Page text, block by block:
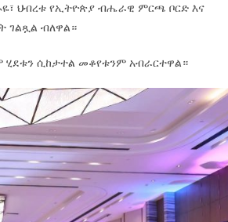
ህብረቱ የኢትዮጵያ ብሔራዊ ምርጫ ቦርድ እና
ገልጿል ብለዋል።
ሂደቱን ሲከታተል መቆየቱንም አብራርተዋል።